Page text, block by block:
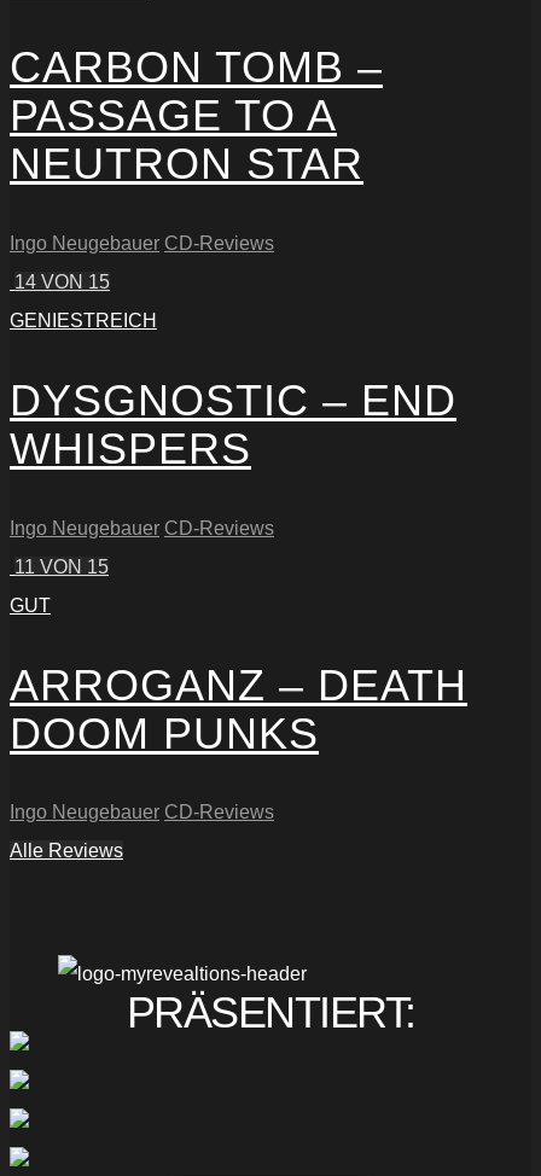
CARBON TOMB –
PASSAGE TO A
NEUTRON STAR
Ingo Neugebauer CD-Reviews
14 VON 15
GENIESTREICH
DYSGNOSTIC – END
WHISPERS
Ingo Neugebauer CD-Reviews
11 VON 15
GUT
ARROGANZ – DEATH
DOOM PUNKS
Ingo Neugebauer CD-Reviews
Alle Reviews
PRÄSENTIERT: